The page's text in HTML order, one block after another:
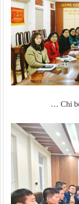
… Chi